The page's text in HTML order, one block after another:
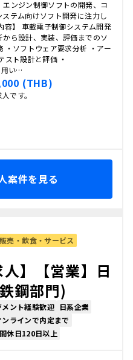
エンジン制御ソフトの開発、コ
テム向けソフト開発に注力し
容】 車載電子制御システム開発
ら設計、実装、評価までのソ
・ソフトウェア要求分析 ・アー
スト設計と評価 ・
い…
(THB)
です。
案件を見る
販売・飲食・サービス
人】【営業】日
鋼部門)
ント経験歓迎 日系企業
ンラインで内定まで
休日120日以上